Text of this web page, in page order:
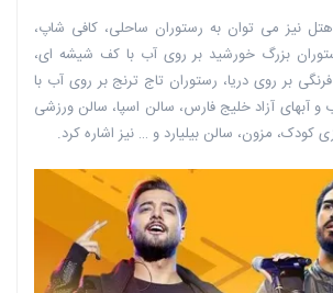
هتل نیز می توان به رستوران ‏ساحلی، کافی شاپ،
بزرگ خورشید بر روی آب با کف شیشه ای،
بر روی دریا، ‏رستوران تاج ترنج بر روی آب با
و آبهای آزاد خلیج فارس، سالن اسپا، سالن ورزشی
کودک، مزون، سالن بیلیارد و … نیز اشاره کرد.